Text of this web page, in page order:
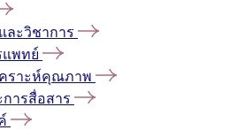
ละวิชาการ
แพทย์
คราะห์คุณภาพ
ารสื่อสาร